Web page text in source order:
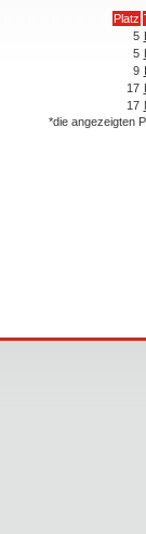
Platz
5
5
9
17
17
*die angezeigten